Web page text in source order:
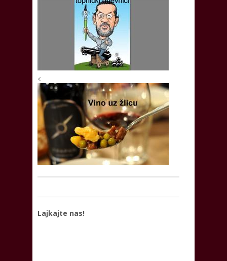
<
Lajkajte nas!